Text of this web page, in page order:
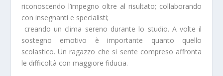
riconoscendo l’impegno oltre al risultato; collaborando
con insegnanti e specialisti;
creando un clima sereno durante lo studio. A volte il
sostegno emotivo è importante quanto quello
scolastico. Un ragazzo che si sente compreso affronta
le difficoltà con maggiore fiducia.